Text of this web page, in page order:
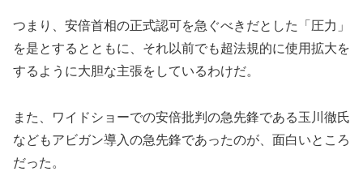
つまり、安倍首相の正式認可を急ぐべきだとした「圧力」
を是とするとともに、それ以前でも超法規的に使用拡大を
するように大胆な主張をしているわけだ。
また、ワイドショーでの安倍批判の急先鋒である玉川徹氏
などもアビガン導入の急先鋒であったのが、面白いところ
だった。